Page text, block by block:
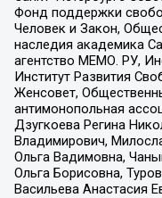
Фонд поддержки
Человек и Закон,
наследия академика
агентство МЕМО. РУ,
Институт Развития
Женсовет,
антимонопольная
Дзугкоева Регина
Владимирович,
Ольга Вадимовна,
Ольга Борисовна,
Васильева Анастасия